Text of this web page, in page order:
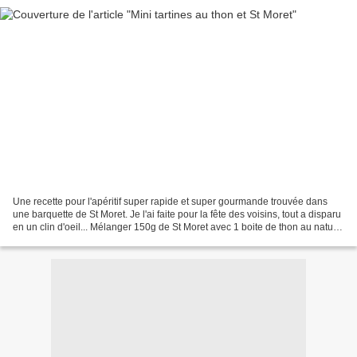
Une recette pour l'apéritif super rapide et super gourmande trouvée dans
une barquette de St Moret. Je l'ai faite pour la fête des voisins, tout a disparu
en un clin d'oeil... Mélanger 150g de St Moret avec 1 boite de thon au naturel